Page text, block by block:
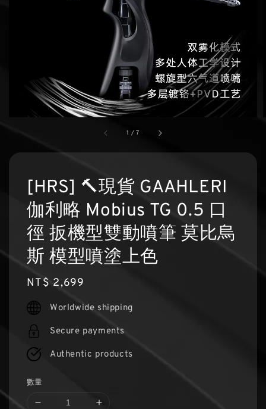
1 /7
[HRS] 🔨現貨 GAAHLERI
伽利略 Mobius TG 0.5 口
徑 扳機型雙動噴筆 莫比烏
斯 模型噴塗上色
Regular
price
NT$ 2,699
Worldwide shipping
Secure payments
Authentic products
數量